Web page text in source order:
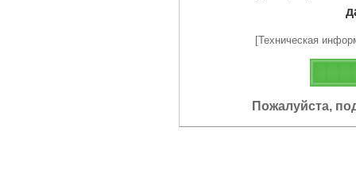
[Техническая
Пожалуйста,